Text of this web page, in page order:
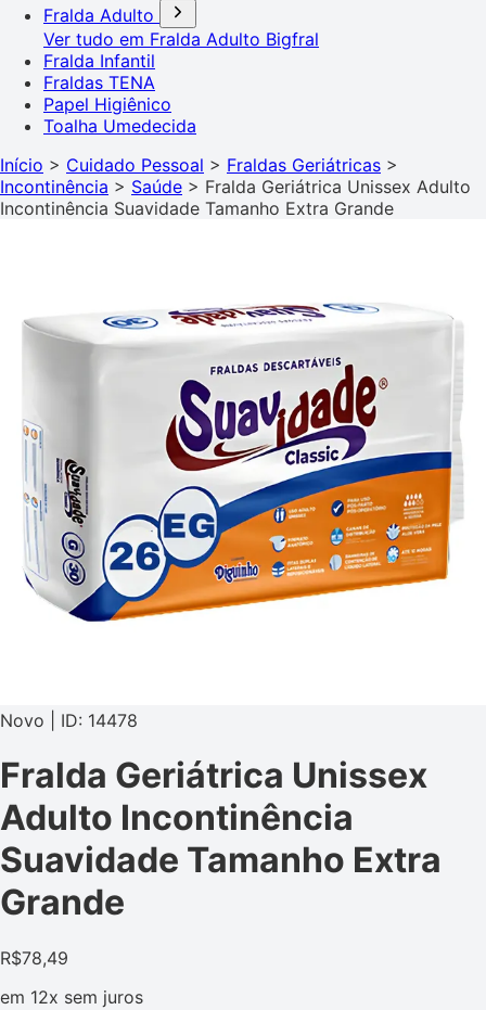
Fralda Adulto
Ver tudo em Fralda Adulto Bigfral
Fralda Infantil
Fraldas TENA
Papel Higiênico
Toalha Umedecida
Início > Cuidado Pessoal > Fraldas Geriátricas >
Incontinência > Saúde > Fralda Geriátrica Unissex Adulto
Incontinência Suavidade Tamanho Extra Grande
Novo | ID: 14478
Fralda Geriátrica Unissex
Adulto Incontinência
Suavidade Tamanho Extra
Grande
R$78,49
em 12x sem juros